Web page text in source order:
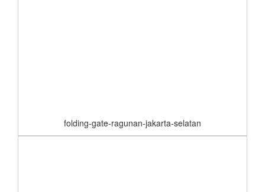
folding-gate-ragunan-jakarta-selatan